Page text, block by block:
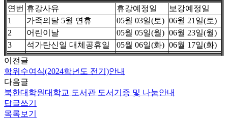
연번 휴강사유 휴강예정일
보강예정일
1
가족의달 5월 연휴 05월 03일(토) 06월 21일(토)
2
어린이날 05월 05일(월) 06월 23일(월)
3
석가탄신일 대체공휴일 05월 06일(화) 06월 17일(화)
이전글
학위수여식(2024학년도 전기)안내
다음글
북한대학원대학교 도서관 도서기증 및 나눔안내
답글쓰기
목록보기